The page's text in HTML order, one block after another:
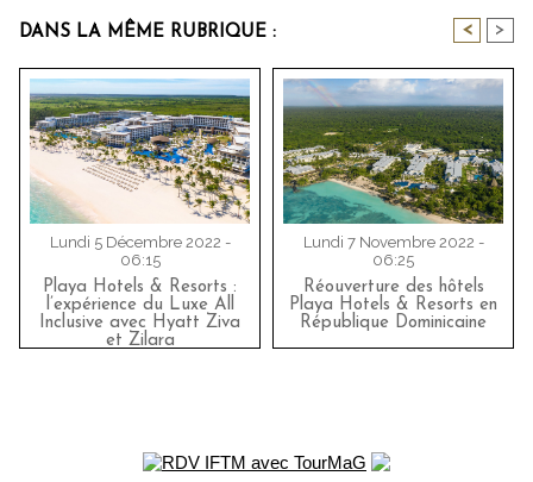
DANS LA MÊME RUBRIQUE : < >
Lundi 5 Décembre 2022 -
06:15
Playa Hotels & Resorts :
l’expérience du Luxe All
Inclusive avec Hyatt Ziva
et Zilara
Lundi 7 Novembre 2022 -
06:25
Réouverture des hôtels
Playa Hotels & Resorts en
République Dominicaine